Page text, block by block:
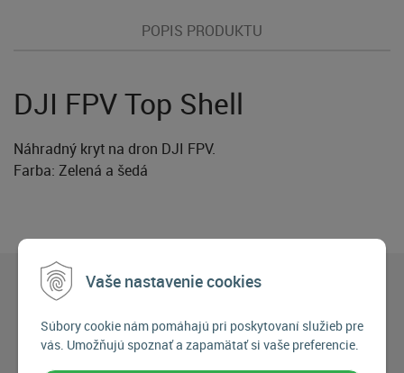
Vaše nastavenie cookies
Súbory cookie nám pomáhajú pri poskytovaní služieb pre
vás. Umožňujú spoznať a zapamätať si vaše preferencie.
POPIS PRODUKTU
DJI FPV Top Shell
Náhradný kryt na dron DJI FPV.
Farba: Zelená a šedá